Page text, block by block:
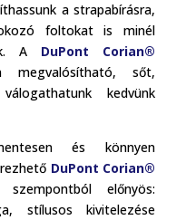
a strapabírásra,
foltokat is minél
A DuPont Corian®
megvalósítható, sőt,
kedvünk
és könnyen
DuPont Corian®
előnyös:
stílusos kivitelezése